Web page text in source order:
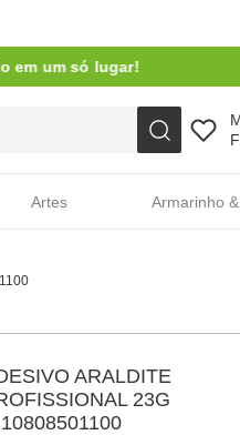
em um só lugar!
Artes Armarinho
ARALDITE
23G